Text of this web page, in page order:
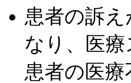
患者の訴
なり、医
患者の医